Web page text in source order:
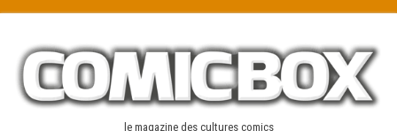
content
le magazine des cultures comics